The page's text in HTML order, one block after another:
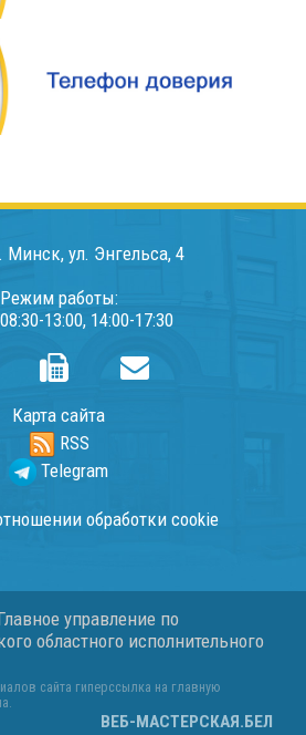
Минск, ул. Энгельса, 4
Режим работы:
13:00, 14:00-17:30
Карта сайта
RSS
Telegram
обработки cookie
управление по
областного исполнительного
сайта гиперссылка на главную
ВЕБ-МАСТЕРСКАЯ.БЕЛ